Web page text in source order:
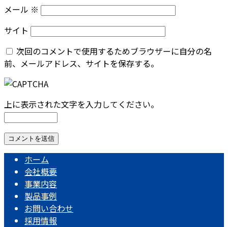
メール ※
サイト
次回のコメントで使用するためブラウザーに自分の名
前、メールアドレス、サイトを保存する。
上に表示された文字を入力してください。
ホーム
会社概要
事業内容
製品事例
お問い合わせ
採用情報